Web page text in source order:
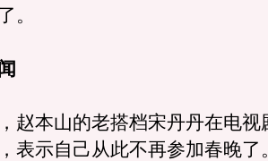
。
本山的老搭档宋丹丹在电视
表示自己从此不再参加春晚了